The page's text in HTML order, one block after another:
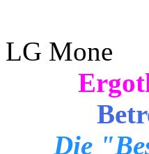
LG Mone
Die